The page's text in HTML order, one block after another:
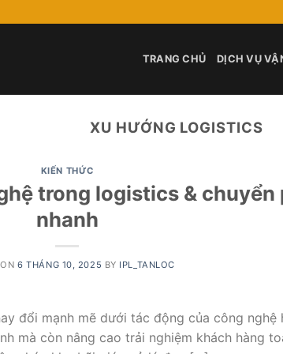
TRANG CHỦ DỊCH VỤ
XU HƯỚNG LOGISTICS
KIẾN THỨC
trong logistics & chuyển
nhanh
ON6 THÁNG 10, 2025 BY IPL_TANLOC
đổi mạnh mẽ dưới tác động của công nghệ
mà còn nâng cao trải nghiệm khách hàng